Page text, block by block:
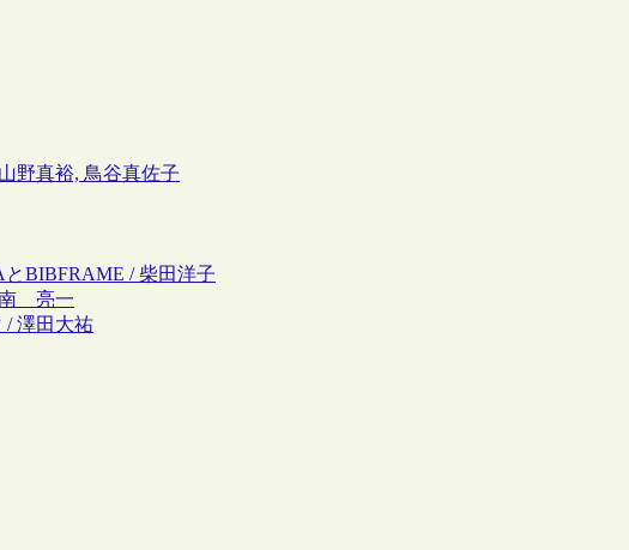
野真裕, 鳥谷真佐子
BIBFRAME / 柴田洋子
南 亮一
/ 澤田大祐